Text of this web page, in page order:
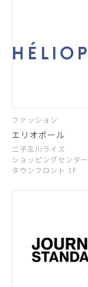
ファッション
エリオポール
二子玉川ライズ
ショッピングセンター
タウンフロント 1F